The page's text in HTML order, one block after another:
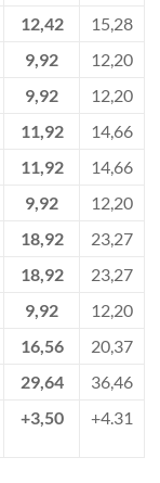
12,42
15,28
9,92
12,20
9,92
12,20
11,92
14,66
11,92
14,66
9,92
12,20
18,92
23,27
18,92
23,27
9,92
12,20
16,56
20,37
29,64
36,46
+3,50 +4.31